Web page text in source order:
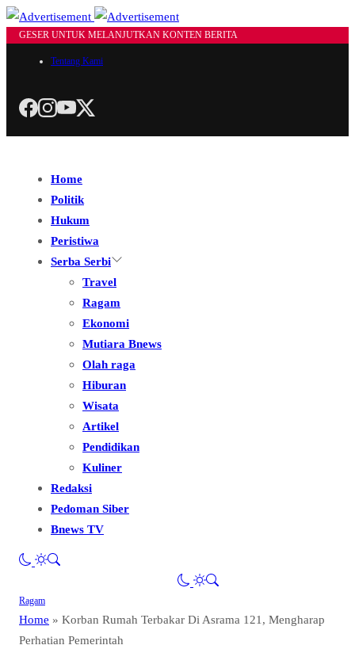
GESER UNTUK MELANJUTKAN KONTEN BERITA
Tentang Kami
Home
Politik
Hukum
Peristiwa
Serba Serbi
Travel
Ragam
Ekonomi
Mutiara Bnews
Olah raga
Hiburan
Wisata
Artikel
Pendidikan
Kuliner
Redaksi
Pedoman Siber
Bnews TV
Ragam
Home » Korban Rumah Terbakar Di Asrama 121, Mengharap
Perhatian Pemerintah